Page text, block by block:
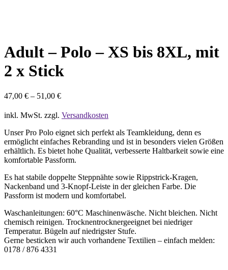
Adult – Polo – XS bis 8XL, mit
2 x Stick
47,00 € – 51,00 €
inkl. MwSt. zzgl. Versandkosten
Unser Pro Polo eignet sich perfekt als Teamkleidung, denn es
ermöglicht einfaches Rebranding und ist in besonders vielen Größen
erhältlich. Es bietet hohe Qualität, verbesserte Haltbarkeit sowie eine
komfortable Passform.
Es hat stabile doppelte Steppnähte sowie Rippstrick-Kragen,
Nackenband und 3-Knopf-Leiste in der gleichen Farbe. Die
Passform ist modern und komfortabel.
Waschanleitungen: 60°C Maschinenwäsche. Nicht bleichen. Nicht
chemisch reinigen. Trocknentrocknergeeignet bei niedriger
Temperatur. Bügeln auf niedrigster Stufe.
Gerne besticken wir auch vorhandene Textilien – einfach melden:
0178 / 876 4331